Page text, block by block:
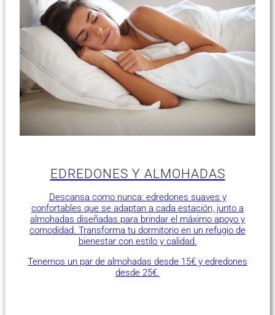
EDREDONES Y ALMOHADAS
Descansa como nunca: edredones suaves y
confortables que se adaptan a cada estación, junto a
almohadas diseñadas para brindar el máximo apoyo y
comodidad. Transforma tu dormitorio en un refugio de
bienestar con estilo y calidad.
Tenemos un par de almohadas desde 15€ y edredones
desde 25€.